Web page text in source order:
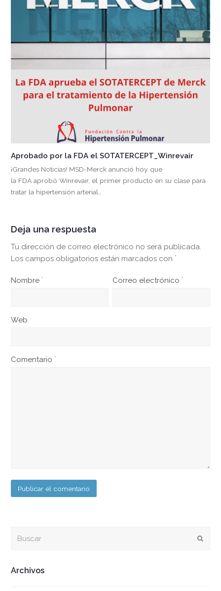
Aprobado por la FDA el SOTATERCEPT_Winrevair
¡Grandes Noticias! MSD-Merck anunció hoy que
la FDA aprobó Winrevair, el primer producto en su clase para
tratar la hipertensión arterial…
Deja una respuesta
Tu dirección de correo electrónico no será publicada.
Los campos obligatorios están marcados con*
Nombre* Correo electrónico*
Web
Comentario*
Archivos